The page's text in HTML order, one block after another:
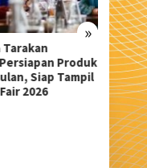
»
Apresiasi
Aspirasi Deddy
209 Siswa